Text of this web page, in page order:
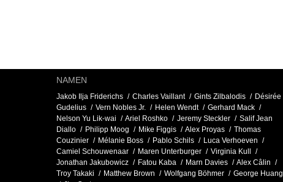
NAMEN
Jakob Ilja Friderichs Charles Vaillant Gints Zilbalodis
Désirée
Gudelius
Vern Nobles Jr. Helen Wendt
Gerhard Mack
Nelson Yu Lik-wai
Ariel Roshko Jeremy Steckler
Salif Jean
Diallo
Philipp Moog Mike Figgis Alex Proyas
Thomas
Couzinier
Mélanie Boss Pablo Schils
Luca Verhoeven
Camiel Schouwenaar
Maren Unterburger
Virginia Kull
Jonathan Jakubowicz
Fatou Kaba Marn Davies
Alex Câlin
Troy Takaki
Matthew Brown Wolfgang Böhmer
George Huang